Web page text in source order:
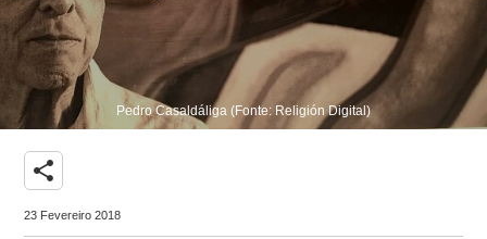
Pedro Casaldáliga (Fonte: Religión Digital)
share
23 Fevereiro 2018